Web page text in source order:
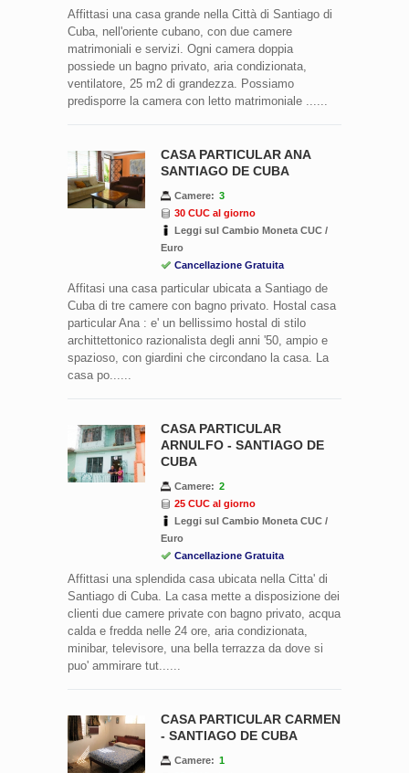
Affittasi una casa grande nella Città di Santiago di
Cuba, nell'oriente cubano, con due camere
matrimoniali e servizi. Ogni camera doppia
possiede un bagno privato, aria condizionata,
ventilatore, 25 m2 di grandezza. Possiamo
predisporre la camera con letto matrimoniale ......
CASA PARTICULAR ANA
SANTIAGO DE CUBA
Camere: 3
30 CUC al giorno
Leggi sul Cambio Moneta CUC /
Euro
Cancellazione Gratuita
Affitasi una casa particular ubicata a Santiago de
Cuba di tre camere con bagno privato. Hostal casa
particular Ana : e' un bellissimo hostal di stilo
archittettonico razionalista degli anni '50, ampio e
spazioso, con giardini che circondano la casa. La
casa po......
CASA PARTICULAR
ARNULFO - SANTIAGO DE
CUBA
Camere: 2
25 CUC al giorno
Leggi sul Cambio Moneta CUC /
Euro
Cancellazione Gratuita
Affittasi una splendida casa ubicata nella Citta' di
Santiago di Cuba. La casa mette a disposizione dei
clienti due camere private con bagno privato, acqua
calda e fredda nelle 24 ore, aria condizionata,
minibar, televisore, una bella terrazza da dove si
puo' ammirare tut......
CASA PARTICULAR CARMEN
- SANTIAGO DE CUBA
Camere: 1